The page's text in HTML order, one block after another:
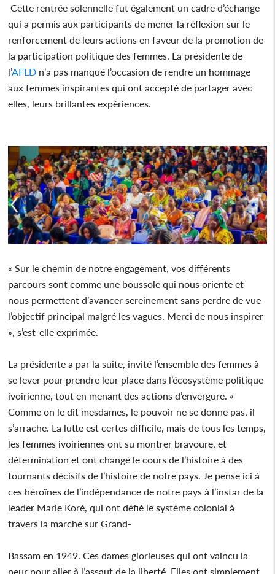
Cette rentrée solennelle fut également un cadre d’échange
qui a permis aux participants de mener la réflexion sur le
renforcement de leurs actions en faveur de la promotion de
la participation politique des femmes. La présidente de
l’AFLD n’a pas manqué l’occasion de rendre un hommage
aux femmes inspirantes qui ont accepté de partager avec
elles, leurs brillantes expériences.
« Sur le chemin de notre engagement, vos différents
parcours sont comme une boussole qui nous oriente et
nous permettent d’avancer sereinement sans perdre de vue
l’objectif principal malgré les vagues. Merci de nous inspirer
», s’est-elle exprimée.
La présidente a par la suite, invité l’ensemble des femmes à
se lever pour prendre leur place dans l’écosystème politique
ivoirienne, tout en menant des actions d’envergure. «
Comme on le dit mesdames, le pouvoir ne se donne pas, il
s’arrache. La lutte est certes difficile, mais de tous les temps,
les femmes ivoiriennes ont su montrer bravoure, et
détermination et ont changé le cours de l’histoire à des
tournants décisifs de l’histoire de notre pays. Je pense ici à
ces héroïnes de l’indépendance de notre pays à l’instar de la
leader Marie Koré, qui ont défié le système colonial à
travers la marche sur Grand-
Bassam en 1949. Ces dames glorieuses qui ont vaincu la
peur pour aller à l’assaut de la liberté. Elles ont simplement